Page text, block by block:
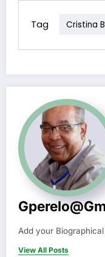
Tag Cristina
Add your
View All Posts